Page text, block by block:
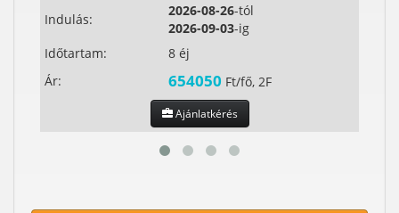
Indulás:
2026-08-26-tól
2026-09-03-ig
Időtartam:
8 éj
Ár:
654050 Ft/fő, 2F
Ajánlatkérés